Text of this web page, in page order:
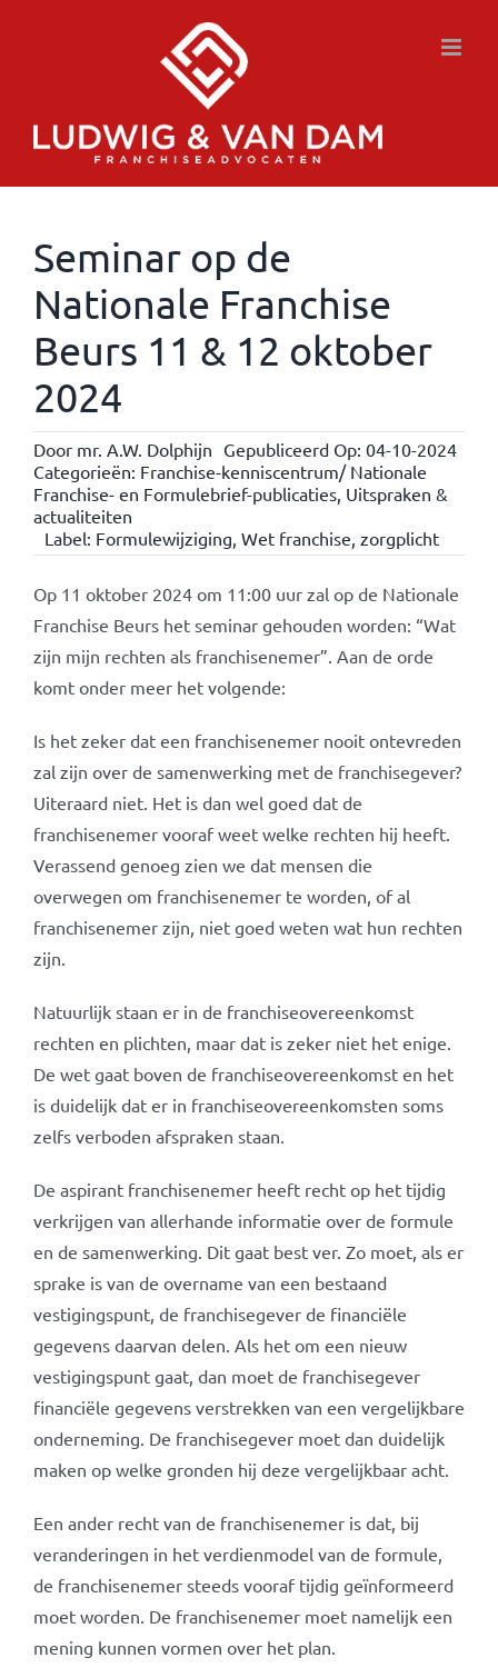
Seminar op de
Nationale Franchise
Beurs 11 & 12 oktober
2024
Door mr. A.W. Dolphijn Gepubliceerd Op: 04-10-2024
Categorieën: Franchise-kenniscentrum/ Nationale
Franchise- en Formulebrief-publicaties, Uitspraken &
actualiteiten
Label: Formulewijziging, Wet franchise, zorgplicht
Op 11 oktober 2024 om 11:00 uur zal op de Nationale
Franchise Beurs het seminar gehouden worden: “Wat
zijn mijn rechten als franchisenemer”. Aan de orde
komt onder meer het volgende:
Is het zeker dat een franchisenemer nooit ontevreden
zal zijn over de samenwerking met de franchisegever?
Uiteraard niet. Het is dan wel goed dat de
franchisenemer vooraf weet welke rechten hij heeft.
Verassend genoeg zien we dat mensen die
overwegen om franchisenemer te worden, of al
franchisenemer zijn, niet goed weten wat hun rechten
zijn.
Natuurlijk staan er in de franchiseovereenkomst
rechten en plichten, maar dat is zeker niet het enige.
De wet gaat boven de franchiseovereenkomst en het
is duidelijk dat er in franchiseovereenkomsten soms
zelfs verboden afspraken staan.
De aspirant franchisenemer heeft recht op het tijdig
verkrijgen van allerhande informatie over de formule
en de samenwerking. Dit gaat best ver. Zo moet, als er
sprake is van de overname van een bestaand
vestigingspunt, de franchisegever de financiële
gegevens daarvan delen. Als het om een nieuw
vestigingspunt gaat, dan moet de franchisegever
financiële gegevens verstrekken van een vergelijkbare
onderneming. De franchisegever moet dan duidelijk
maken op welke gronden hij deze vergelijkbaar acht.
Een ander recht van de franchisenemer is dat, bij
veranderingen in het verdienmodel van de formule,
de franchisenemer steeds vooraf tijdig geïnformeerd
moet worden. De franchisenemer moet namelijk een
mening kunnen vormen over het plan.